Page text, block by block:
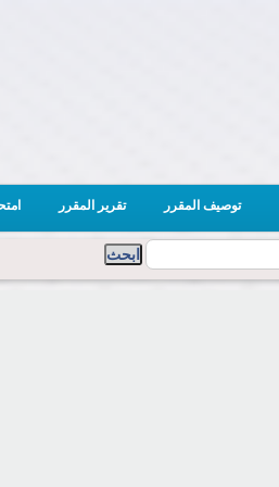
توصيف المقرر تقرير المقرر